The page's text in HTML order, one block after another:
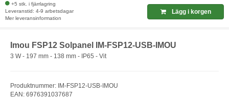
+5 stk. i fjärrlagring
Leveranstid: 4-9 arbetsdagar
Mer leveransinformation
Lägg i korgen
Imou FSP12 Solpanel IM-FSP12-USB-IMOU
3 W - 197 mm - 138 mm - IP65 - Vit
Produktnummer: IM-FSP12-USB-IMOU
EAN: 6976391037687